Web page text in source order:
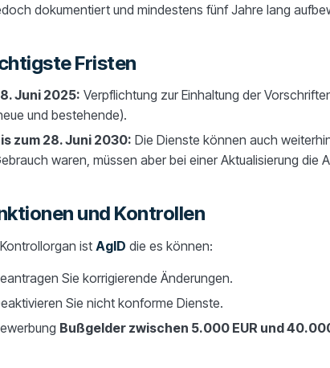
dokumentiert und mindestens fünf Jahre lang
Fristen
Juni 2025: Verpflichtung zur Einhaltung der
und bestehende).
zum 28. Juni 2030: Die Dienste können auch
waren, müssen aber bei einer Aktualisierung die
und Kontrollen
ist AgID die es können:
Sie korrigierende Änderungen.
Sie nicht konforme Dienste.
Bußgelder zwischen 5.000 EUR und